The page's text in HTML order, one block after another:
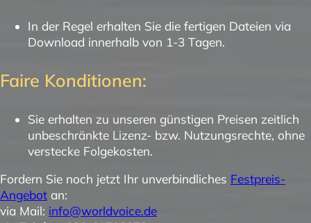
In der Regel erhalten Sie die fertigen Dateien via
Download innerhalb von 1-3 Tagen.
Faire Konditionen:
Sie erhalten zu unseren günstigen Preisen zeitlich
unbeschränkte Lizenz- bzw. Nutzungsrechte, ohne
verstecke Folgekosten.
Fordern Sie noch jetzt Ihr unverbindliches Festpreis-
Angebot an:
via Mail: info@worldvoice.de